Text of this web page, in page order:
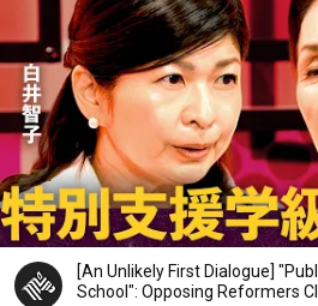
[An Unlikely First Dialogue]
School": Opposing Reformers